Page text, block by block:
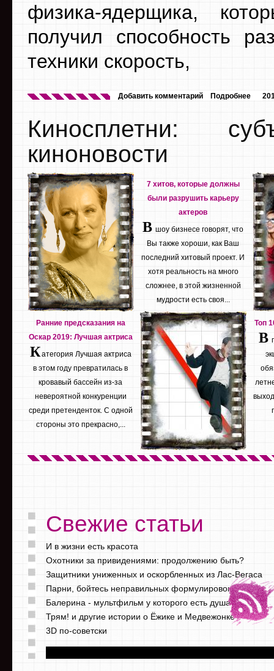
физика-ядерщика,
получил способность
техники скорость,
Добавить комментарий Подробнее
Киносплетни:
киноновости
Ранние предсказания на
Оскар 2019: Лучшая актриса
Категория Лучшая актриса
в этом году превратилась в
кровавый бассейн из-за
невероятной конкуренции
среди претенденток. С одной
стороны это прекрасно,...
7 хитов, которые должны
были разрушить карьеру
актеров
В шоу бизнесе говорят, что
Вы также хороши, как Ваш
последний хитовый проект. И
хотя реальность на много
сложнее, в этой жизненной
мудрости есть своя...
Топ
В
Свежие статьи
И в жизни есть красота
Охотники за привидениями: продолжению быть?
Защитники униженных и оскорбленных из Лас-Вегаса
Парни, бойтесь неправильных формулировок
Балерина - мультфильм у которого есть душа
Трям! и другие истории о Ёжике и Медвежонке
3D по-советски